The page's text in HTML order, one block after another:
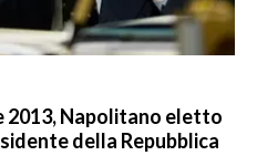
2013, Napolitano eletto
della Repubblica